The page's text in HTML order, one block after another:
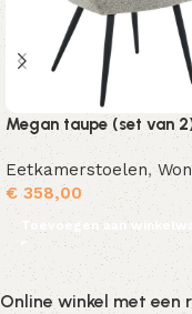
Megan taupe (set van
Eetkamerstoelen,
€358,00
Toevoegen aan
Online winkel met een